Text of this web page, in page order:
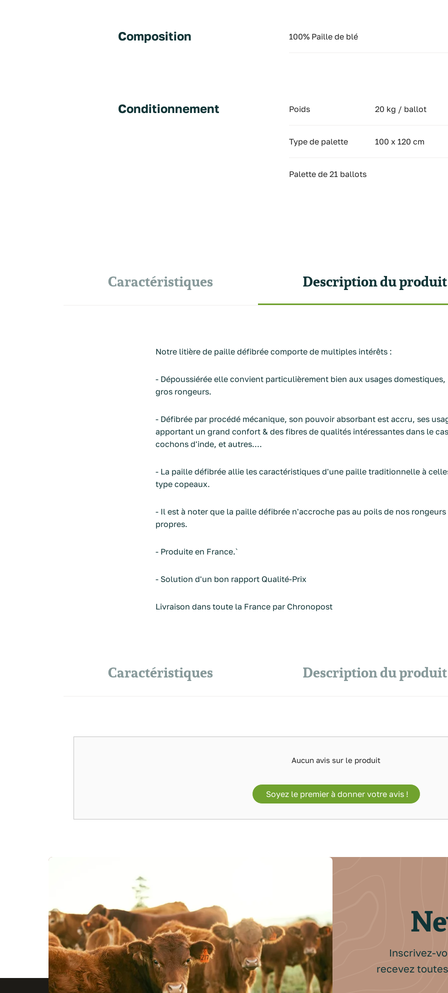
Composition 100% Paille de blé
Conditionnement Poids 20 kg / ballot
Type de palette 100 x 120 cm
Palette de 21 ballots
Caractéristiques Description du produit
Notre litière de paille défibrée comporte de multiples intérêts :
- Dépoussiérée elle convient particulièrement bien aux usages
gros rongeurs.
- Défibrée par procédé mécanique, son pouvoir absorbant est accru, ses
apportant un grand confort & des fibres de qualités intéressantes dans le
cochons d'inde, et autres....
- La paille défibrée allie les caractéristiques d'une paille traditionnelle à
type copeaux.
- Il est à noter que la paille défibrée n'accroche pas au poils de nos
propres.
- Produite en France.`
- Solution d'un bon rapport Qualité-Prix
Livraison dans toute la France par Chronopost
Caractéristiques Description du produit
Aucun avis sur le produit
Soyez le premier à donner votre avis !
Inscrivez-
recevez